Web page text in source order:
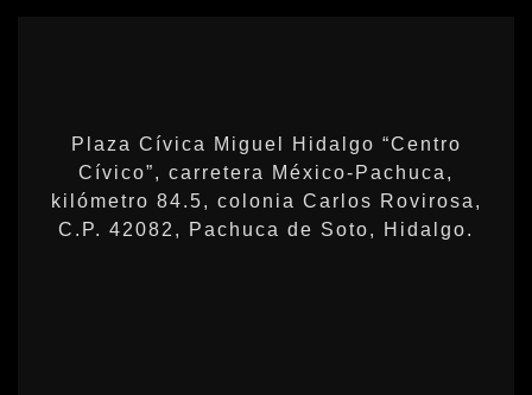
Plaza Cívica Miguel Hidalgo “Centro
Cívico”, carretera México-Pachuca,
kilómetro 84.5, colonia Carlos Rovirosa,
C.P. 42082, Pachuca de Soto, Hidalgo.